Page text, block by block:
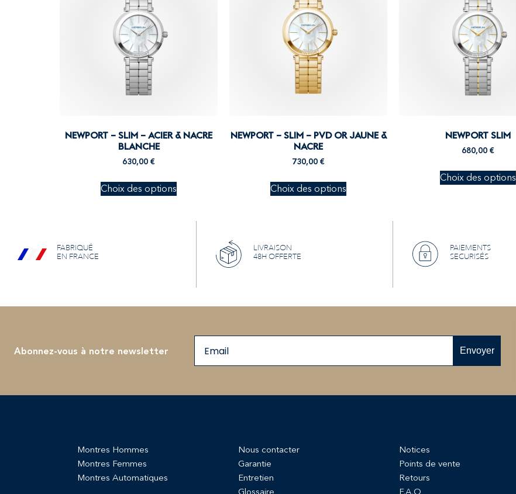
NEWPORT – SLIM – ACIER & NACRE
BLANCHE
630,00 €
Choix des options
NEWPORT – SLIM – PVD OR JAUNE &
NACRE
730,00 €
Choix des options
NEWPORT SLIM
680,00 €
Choix des options
FABRIQUÉ
EN FRANCE
LIVRAISON
48H OFFERTE
PAIEMENTS
SECURISÉS
Abonnez-vous à notre newsletter Envoyer
Montres Hommes
Montres Femmes
Montres Automatiques
Nous contacter
Garantie
Entretien
Glossaire
Notices
Points de vente
Retours
F.A.Q